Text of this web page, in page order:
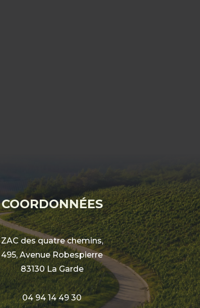
COORDONNÉES
ZAC des quatre chemins,
495, Avenue Robespierre
83130 La Garde
04 94 14 49 30